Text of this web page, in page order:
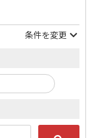
条件を変更